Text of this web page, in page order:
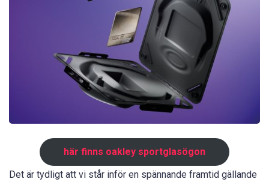
här finns oakley sportglasögon
Det är tydligt att vi står inför en spännande framtid gällande